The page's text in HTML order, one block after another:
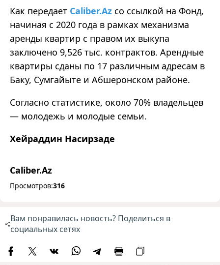
Как передает Caliber.Az со ссылкой на Фонд,
начиная с 2020 года в рамках механизма
аренды квартир с правом их выкупа
заключено 9,526 тыс. контрактов. Арендные
квартиры сданы по 17 различным адресам в
Баку, Сумгайыте и Абшеронском районе.
Согласно статистике, около 70% владельцев
— молодежь и молодые семьи.
Хейраддин Насирзаде
Caliber.Az
Просмотров:316
Вам понравилась новость? Поделиться в
социальных сетях